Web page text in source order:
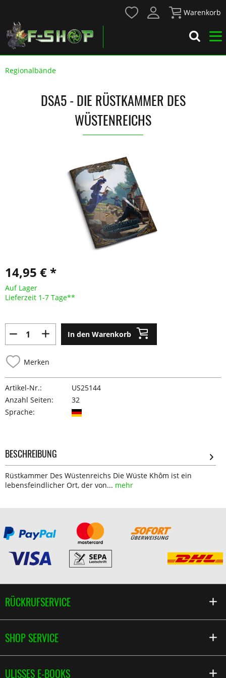
Warenkorb
Regionalbände
DSA5 - DIE RÜSTKAMMER DES
WÜSTENREICHS
14,95 € *
Auf Lager
Lieferzeit 1-7 Tage**
In den Warenkorb
Merken
Artikel-Nr.:
US25144
Anzahl Seiten:
32
Sprache:
BESCHREIBUNG
Rüstkammer Des Wüstenreichs Die Wüste Khôm ist ein
lebensfeindlicher Ort, der von... mehr
RÜCKRUFSERVICE
SHOP SERVICE
ULISSES E-BOOKS